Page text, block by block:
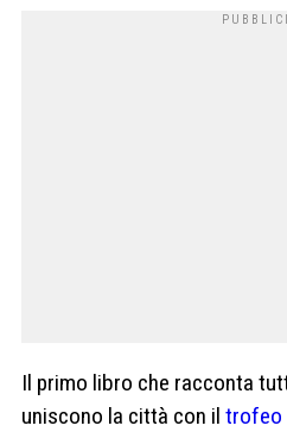
Il primo libro che racconta
uniscono la città con il trofeo